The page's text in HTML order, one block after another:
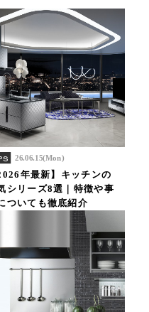
26.06.15(Mon)
年最新】キッチンの
シリーズ8選｜特徴や事
ついても徹底紹介